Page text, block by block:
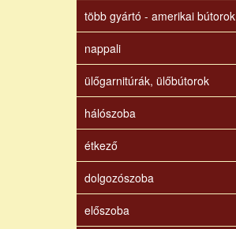
több gyártó - amerikai bútorok
nappali
ülőgarnitúrák, ülőbútorok
hálószoba
étkező
dolgozószoba
előszoba